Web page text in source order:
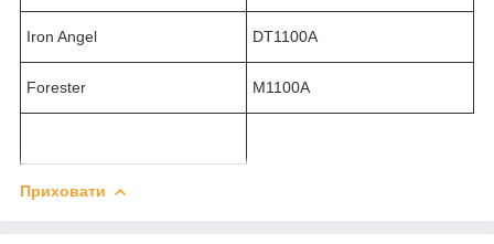
Iron Angel DT1100A
Forester M1100A
Приховати